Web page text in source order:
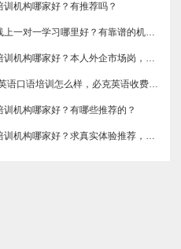
训机构哪家好？有推荐吗？
成人英语口语线上一对一学习哪里好？有靠谱的机构可以推荐吗？
​北京商务英语培训机构哪家好？本人外企市场岗，急需提升谈判和汇报口语，求真实体验分享，广告勿扰，谢谢
2026最新必克英语口语培训怎么样，必克英语收费价格多少？
训机构哪家好？有哪些推荐的？
广州商务英语培训机构哪家好？求真实体验推荐，侧重职场口语和邮件写作。